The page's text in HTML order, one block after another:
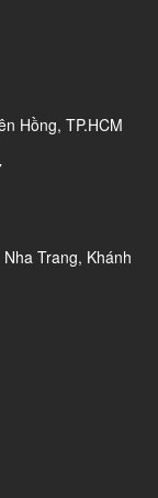
Hồng, TP.HCM
Trang, Khánh